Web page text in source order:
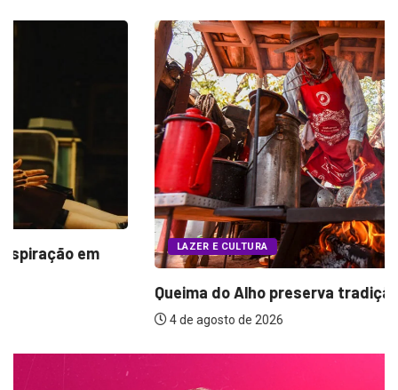
LAZER E CULTURA
Queima do Alho preserva tradição das comitivas...